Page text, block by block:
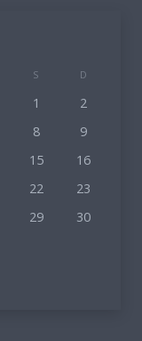
S D
1
2
8
9
15
16
22
23
29
30